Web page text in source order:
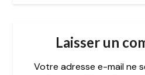
Laisser un
Votre adresse e-mail ne